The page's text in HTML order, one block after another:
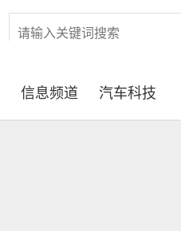
信息频道 汽车科技